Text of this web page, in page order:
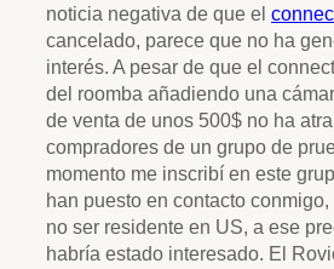
noticia negativa de que el
cancelado, parece que no ha
interés. A pesar de que el
del roomba añadiendo una
de venta de unos 500$ no ha
compradores de un grupo de
momento me inscribí en este
han puesto en contacto
no ser residente en US, a ese
habría estado interesado. El